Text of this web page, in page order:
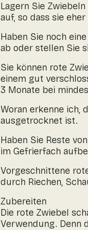
Lagern Sie
auf, so dass sie
Haben Sie noch
ab oder stellen Sie
Sie können rote
einem gut
3 Monate bei
Woran erkenne ich,
ausgetrocknet ist.
Haben Sie Reste
im Gefrierfach
Vorgeschnittene
durch Riechen,
Zubereiten
Die rote Zwiebel
Verwendung. Denn